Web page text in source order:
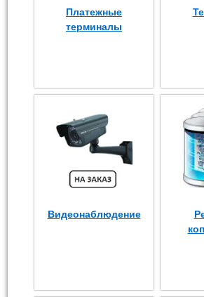
Платежные
терминалы
Видеонаблюдение